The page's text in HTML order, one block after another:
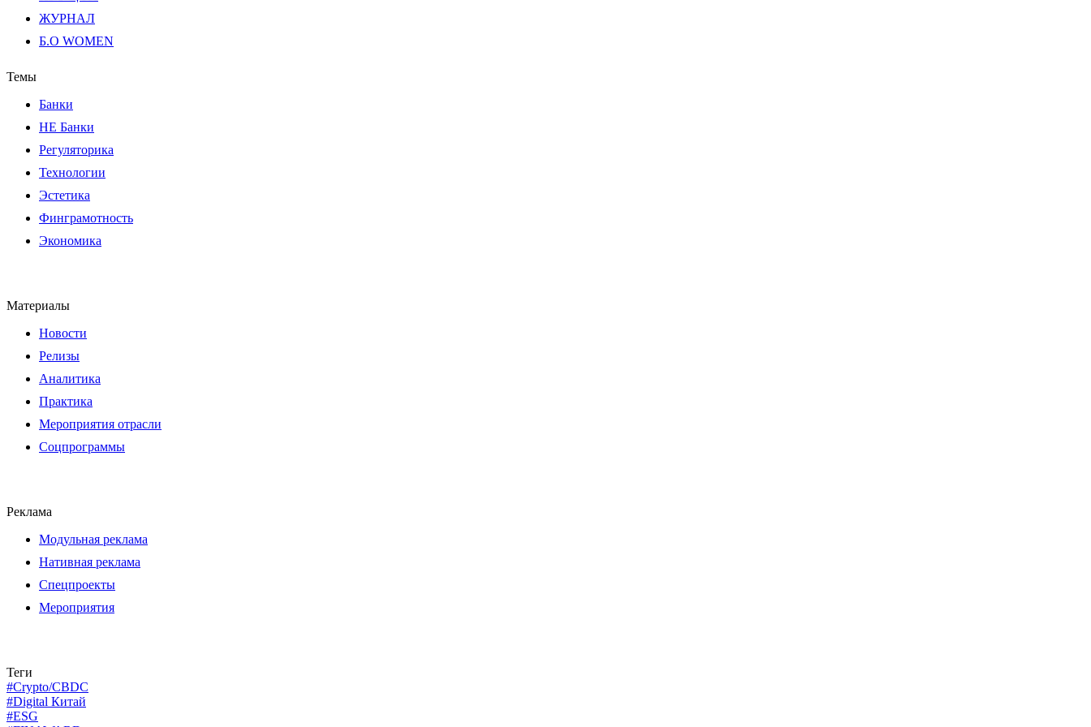
ЖУРНАЛ
Б.О WOMEN
Темы
Банки
НЕ Банки
Регуляторика
Технологии
Эстетика
Финграмотность
Экономика
Материалы
Новости
Релизы
Аналитика
Практика
Мероприятия отрасли
Соцпрограммы
Реклама
Модульная реклама
Нативная реклама
Спецпроекты
Мероприятия
Теги
#Crypto/CBDC
#Digital Китай
#ESG